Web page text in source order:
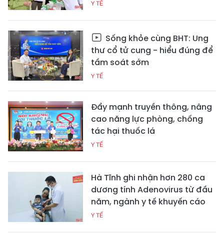
Y TẾ
Sống khỏe cùng BHT: Ung
thư cổ tử cung - hiểu đúng để
tầm soát sớm
Y TẾ
Đẩy mạnh truyền thông, nâng
cao năng lực phòng, chống
tác hại thuốc lá
Y TẾ
Hà Tĩnh ghi nhận hơn 280 ca
dương tính Adenovirus từ đầu
năm, ngành y tế khuyến cáo
Y TẾ